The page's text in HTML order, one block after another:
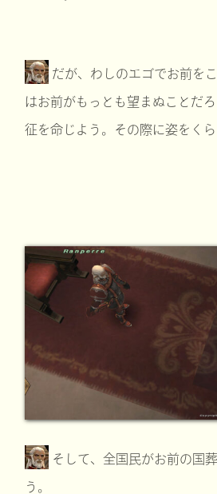
だが、わしのエゴでお前を
はお前がもっとも望まぬことだ
征を命じよう。その際に姿をくら
そして、全国民がお前の国
う。